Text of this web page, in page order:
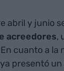
abril y junio
acreedores,
cuanto a la
presentó